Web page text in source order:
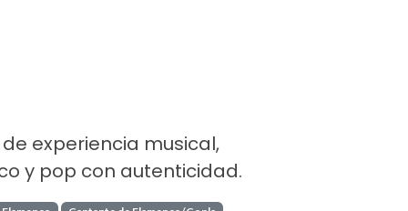
experiencia musical,
y pop con autenticidad.